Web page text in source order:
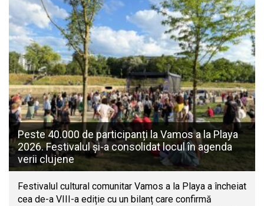
Peste 40.000 de participanți la Vamos a la Playa
2026. Festivalul și-a consolidat locul în agenda
verii clujene
Festivalul cultural comunitar Vamos a la Playa a încheiat
cea de-a VIII-a ediție cu un bilanț care confirmă